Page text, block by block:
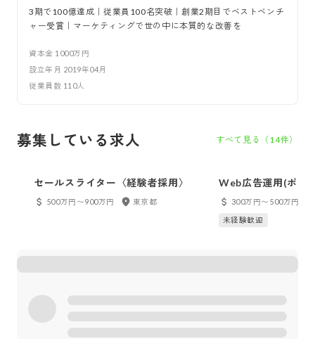
3期で100億達成｜従業員100名突破｜創業2期目でベストベンチ
ャー受賞｜マーケティングで世の中に本質的な改善を
資本金 1000万円
設立年月 2019年04月
従業員数 110人
募集している求人 すべて見る（ 14件）
セールスライター〈経験者採用〉
500万円〜900万円 東京都
Web広告運用(ポテ
300万円〜500万円
未経験歓迎